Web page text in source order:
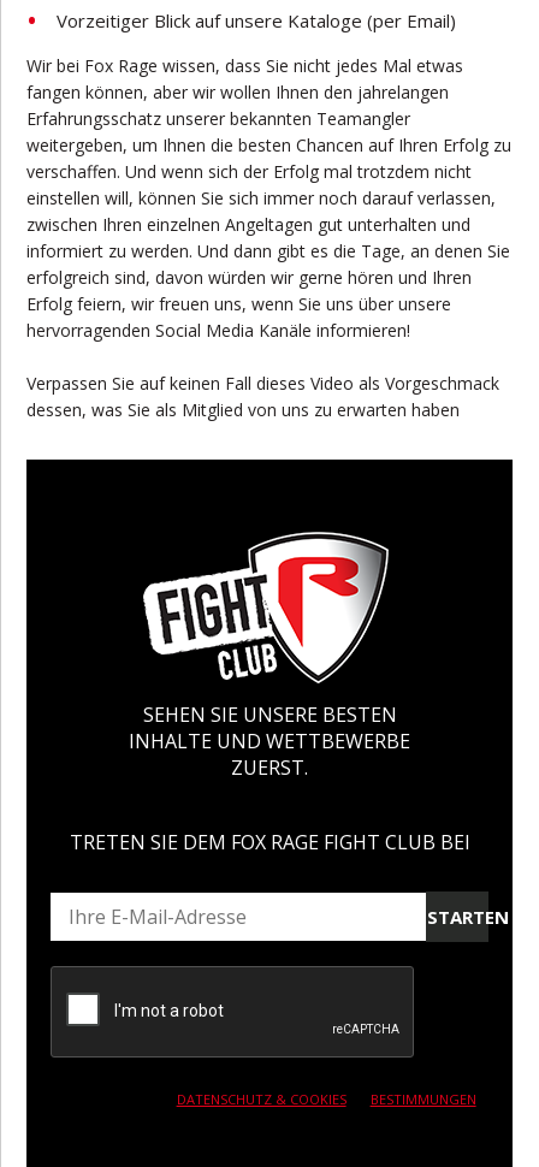
Vorzeitiger Blick auf unsere Kataloge (per Email)
Wir bei Fox Rage wissen, dass Sie nicht jedes Mal etwas
fangen können, aber wir wollen Ihnen den jahrelangen
Erfahrungsschatz unserer bekannten Teamangler
weitergeben, um Ihnen die besten Chancen auf Ihren Erfolg zu
verschaffen. Und wenn sich der Erfolg mal trotzdem nicht
einstellen will, können Sie sich immer noch darauf verlassen,
zwischen Ihren einzelnen Angeltagen gut unterhalten und
informiert zu werden. Und dann gibt es die Tage, an denen Sie
erfolgreich sind, davon würden wir gerne hören und Ihren
Erfolg feiern, wir freuen uns, wenn Sie uns über unsere
hervorragenden Social Media Kanäle informieren!
Verpassen Sie auf keinen Fall dieses Video als Vorgeschmack
dessen, was Sie als Mitglied von uns zu erwarten haben
SEHEN SIE UNSERE BESTEN
INHALTE UND WETTBEWERBE
ZUERST.
TRETEN SIE DEM FOX RAGE FIGHT CLUB BEI
STARTEN
BESTIMMUNGEN
DATENSCHUTZ & COOKIES